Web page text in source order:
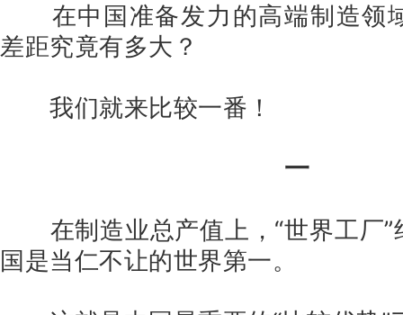
在中国准备发力的高端制造领
差距究竟有多大？
我们就来比较一番！
一
在制造业总产值上，“世界工厂
国是当仁不让的世界第一。